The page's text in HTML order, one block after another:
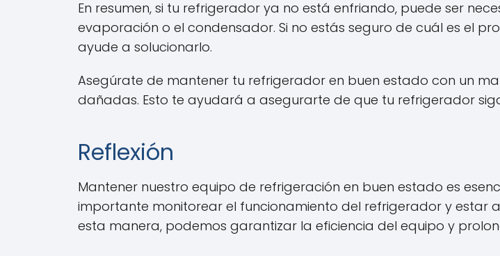
En resumen, si tu refrigerador ya no está enfriando, puede ser
evaporación o el condensador. Si no estás seguro de cuál es el
ayude a solucionarlo.
Asegúrate de mantener tu refrigerador en buen estado con un
dañadas. Esto te ayudará a asegurarte de que tu refrigerador
Reflexión
Mantener nuestro equipo de refrigeración en buen estado es
importante monitorear el funcionamiento del refrigerador y estar
esta manera, podemos garantizar la eficiencia del equipo y